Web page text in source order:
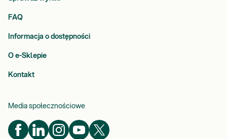
FAQ
Informacja o dostępności
O e-Sklepie
Kontakt
Media społecznościowe